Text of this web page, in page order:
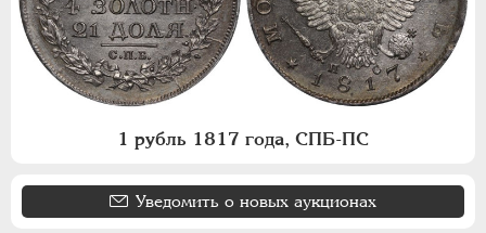
1 рубль 1817 года, СПБ-ПС
Уведомить о новых аукционах